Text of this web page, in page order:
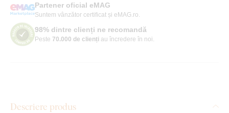
Partener oficial eMAG
Suntem vânzător certificat și eMAG.ro.
98% dintre clienți ne recomandă
Peste 70.000 de clienți au încredere în noi.
Descriere produs